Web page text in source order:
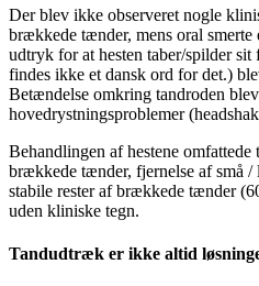
Der blev ikke observeret nogle
brækkede tænder, mens oral
udtryk for at hesten taber/spilder
findes ikke et dansk ord for det.)
Betændelse omkring tandroden
hovedrystningsproblemer
Behandlingen af hestene
brækkede tænder, fjernelse af små /
stabile rester af brækkede tænder
uden kliniske tegn.
Tandudtræk er ikke altid